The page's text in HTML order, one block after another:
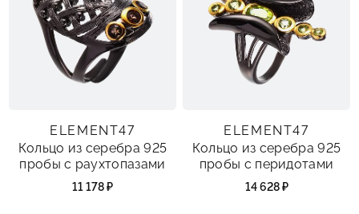
ELEMENT47
Кольцо из серебра 925
пробы с раухтопазами
11 178 ₽
ELEMENT47
Кольцо из серебра 925
пробы с перидотами
14 628 ₽